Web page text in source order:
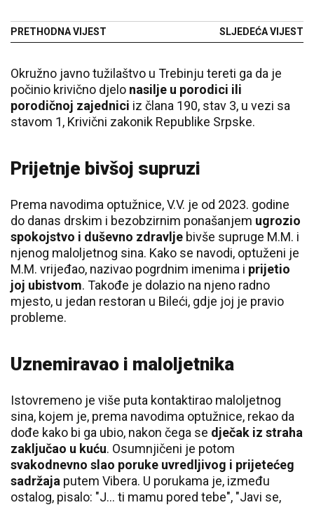
PRETHODNA VIJEST SLJEDEĆA VIJEST
Okružno javno tužilaštvo u Trebinju tereti ga da je
počinio krivično djelo nasilje u porodici ili
porodičnoj zajednici iz člana 190, stav 3, u vezi sa
stavom 1, Krivični zakonik Republike Srpske.
Prijetnje bivšoj supruzi
Prema navodima optužnice, V.V. je od 2023. godine
do danas drskim i bezobzirnim ponašanjem ugrozio
spokojstvo i duševno zdravlje bivše supruge M.M. i
njenog maloljetnog sina. Kako se navodi, optuženi je
M.M. vrijeđao, nazivao pogrdnim imenima i prijetio
joj ubistvom. Takođe je dolazio na njeno radno
mjesto, u jedan restoran u Bileći, gdje joj je pravio
probleme.
Uznemiravao i maloljetnika
Istovremeno je više puta kontaktirao maloljetnog
sina, kojem je, prema navodima optužnice, rekao da
dođe kako bi ga ubio, nakon čega se dječak iz straha
zaključao u kuću. Osumnjičeni je potom
svakodnevno slao poruke uvredljivog i prijetećeg
sadržaja putem Vibera. U porukama je, između
ostalog, pisalo: "J... ti mamu pored tebe", "Javi se,